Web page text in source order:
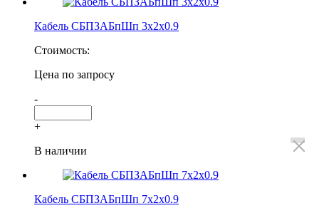
Кабель СБПЗАБпШп 3х2х0.9
Стоимость:
Цена по запросу
-
+
В наличии
Кабель СБПЗАБпШп 7х2х0.9